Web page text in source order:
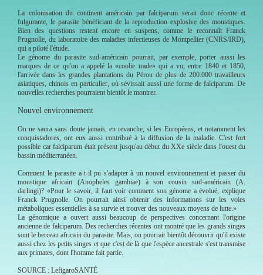
La colonisation du continent américain par falciparum serait donc récente et
fulgurante, le parasite bénéficiant de la reproduction explosive des moustiques.
Bien des questions restent encore en suspens, comme le reconnaît Franck
Prugnolle, du laboratoire des maladies infectieuses de Montpellier (CNRS/IRD),
qui a piloté l'étude.
Le génome du parasite sud-américain pourrait, par exemple, porter aussi les
marques de ce qu'on a appelé la «coolie trade» qui a vu, entre 1840 et 1850,
l'arrivée dans les grandes plantations du Pérou de plus de 200.000 travailleurs
asiatiques, chinois en particulier, où sévissait aussi une forme de falciparum. De
nouvelles recherches pourraient bientôt le montrer.
Nouvel environnement
On ne saura sans doute jamais, en revanche, si les Européens, et notamment les
conquistadores, ont eux aussi contribué à la diffusion de la maladie. C'est fort
possible car falciparum était présent jusqu'au début du XXe siècle dans l'ouest du
bassin méditerranéen.
Comment le parasite a-t-il pu s'adapter à un nouvel environnement et passer du
moustique africain (Anopheles gambiae) à son cousin sud-américain (A.
darlingi)? «Pour le savoir, il faut voir comment son génome a évolué, explique
Franck Prugnolle. On pourrait ainsi obtenir des informations sur les voies
métaboliques essentielles à sa survie et trouver des nouveaux moyens de lutte.»
La génomique a ouvert aussi beaucoup de perspectives concernant l'origine
ancienne de falciparum. Des recherches récentes ont montré que les grands singes
sont le berceau africain du parasite. Mais, on pourrait bientôt découvrir qu'il existe
aussi chez les petits singes et que c'est de là que l'espèce ancestrale s'est transmise
aux primates, dont l'homme fait partie.
SOURCE : LefigaroSANTÉ